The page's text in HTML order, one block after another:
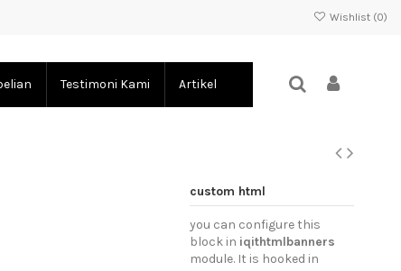
Wishlist (0)
Testimoni Kami Artikel
custom html
you can configure this
block in iqithtmlbanners
module. It is hooked in